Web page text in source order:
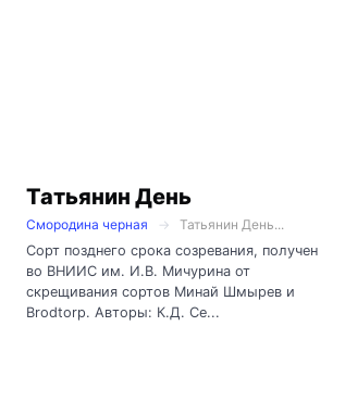
Татьянин День
Смородина черная
Татьянин День...
Сорт позднего срока созревания, получен
во ВНИИС им. И.В. Мичурина от
скрещивания сортов Минай Шмырев и
Brodtorp. Авторы: К.Д. Се...